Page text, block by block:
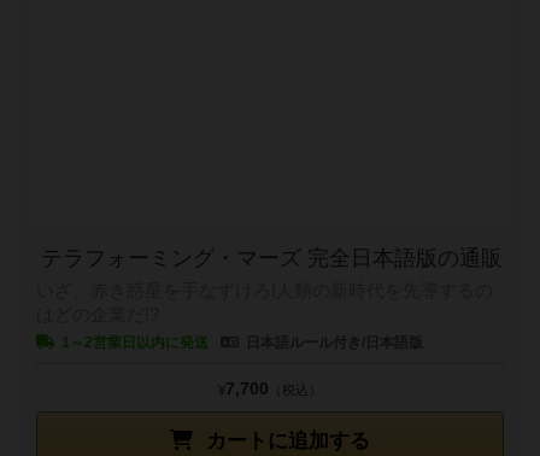
テラフォーミング・マーズ 完全日本語版の通販
1～2営業日以内に発送
カートに追加する
¥7,700 （税込）